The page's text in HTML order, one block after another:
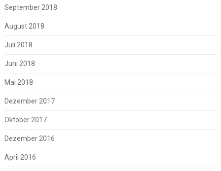
September 2018
August 2018
Juli 2018
Juni 2018
Mai 2018
Dezember 2017
Oktober 2017
Dezember 2016
April 2016